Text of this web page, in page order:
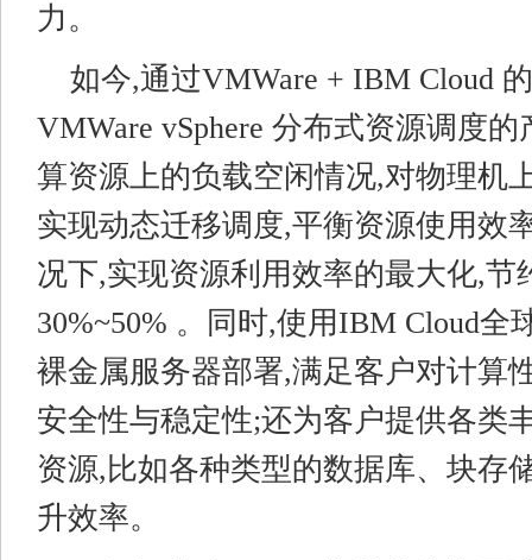
力。
如今,通过VMWare + IBM Cloud
VMWare vSphere 分布式资源调度
算资源上的负载空闲情况,对物理机
实现动态迁移调度,平衡资源使用效
况下,实现资源利用效率的最大化,节
30%~50% 。同时,使用IBM Cloud全
裸金属服务器部署,满足客户对计算
安全性与稳定性;还为客户提供各类
资源,比如各种类型的数据库、块存
升效率。